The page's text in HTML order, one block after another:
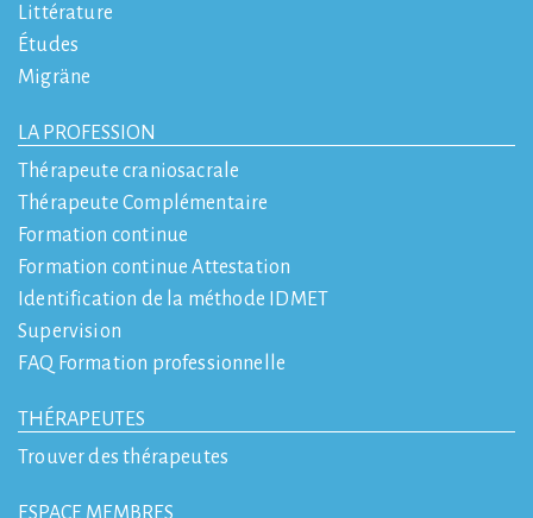
Littérature
Études
Migräne
LA PROFESSION
Thérapeute craniosacrale
Thérapeute Complémentaire
Formation continue
Formation continue Attestation
Identification de la méthode IDMET
Supervision
FAQ Formation professionnelle
THÉRAPEUTES
Trouver des thérapeutes
ESPACE MEMBRES